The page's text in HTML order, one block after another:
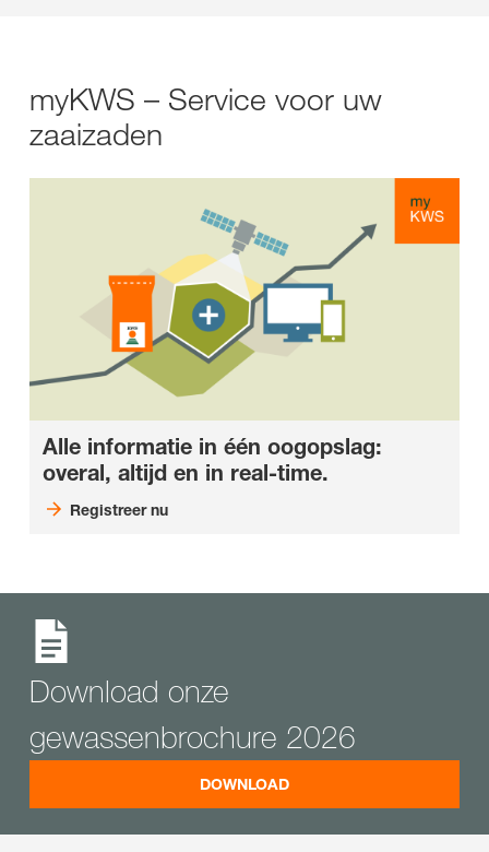
myKWS – Service voor uw
zaaizaden
Alle informatie in één oogopslag:
overal, altijd en in real-time.
Registreer nu
Download onze
gewassenbrochure 2026
DOWNLOAD